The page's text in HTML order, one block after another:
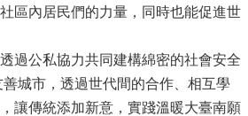
區內居民們的力量，同時也能促進世
過公私協力共同建構綿密的社會安全
城市，透過世代間的合作、相互學
讓傳統添加新意，實踐溫暖大臺南願